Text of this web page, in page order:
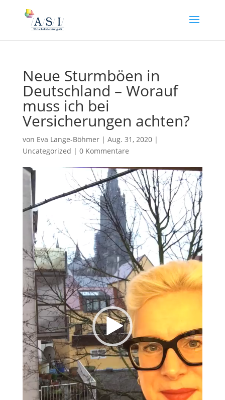
Neue Sturmböen in
Deutschland – Worauf
muss ich bei
Versicherungen achten?
von Eva Lange-Böhmer| Aug. 31, 2020|
Uncategorized | 0 Kommentare
Video-
Player